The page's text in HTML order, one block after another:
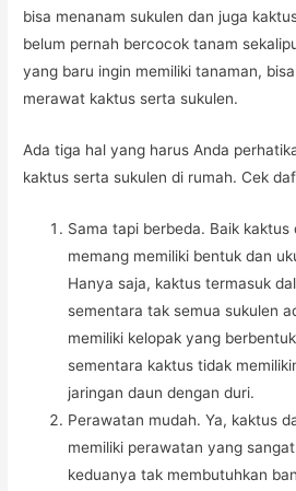
bisa menanam sukulen dan juga
belum pernah bercocok tanam
yang baru ingin memiliki tanaman, bisa
merawat kaktus serta sukulen.
Ada tiga hal yang harus Anda
kaktus serta sukulen di rumah. Cek
Sama tapi berbeda. Baik kaktus
memang memiliki bentuk dan
Hanya saja, kaktus termasuk
sementara tak semua sukulen
memiliki kelopak yang
sementara kaktus tidak
jaringan daun dengan duri.
Perawatan mudah. Ya, kaktus
memiliki perawatan yang
keduanya tak membutuhkan